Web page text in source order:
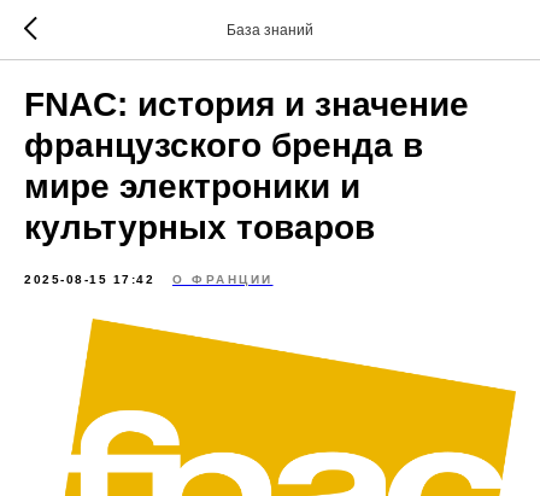
База знаний
FNAC: история и значение
французского бренда в
мире электроники и
культурных товаров
2025-08-15 17:42 О ФРАНЦИИ